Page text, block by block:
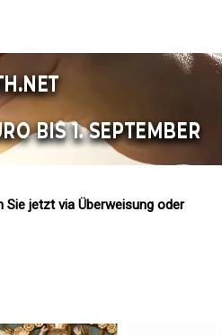
Sie jetzt via Überweisung oder